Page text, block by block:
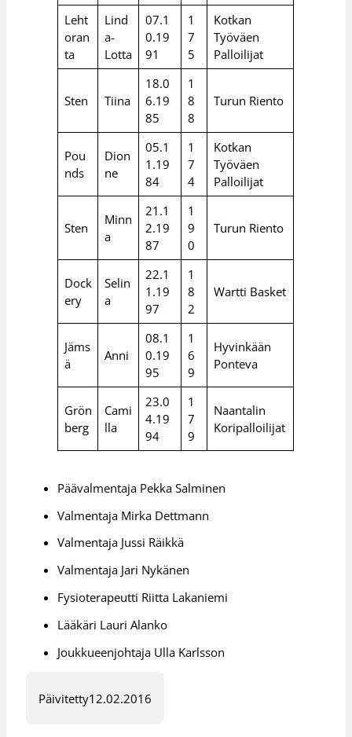
Leht
oran
ta
Lind
a-
Lotta
07.1
0.19
91
1
7
5
Kotkan
Työväen
Palloilijat
Sten Tiina
18.0
6.19
85
1
8
8
Turun Riento
Pou
nds
Dion
ne
05.1
1.19
84
1
7
4
Kotkan
Työväen
Palloilijat
Sten
Minn
a
21.1
2.19
87
1
9
0
Turun Riento
Dock
ery
Selin
a
22.1
1.19
97
1
8
2
Wartti Basket
Jäms
ä
Anni
08.1
0.19
95
1
6
9
Hyvinkään
Ponteva
Grön
berg
Cami
lla
23.0
4.19
94
1
7
9
Naantalin
Koripalloilijat
Päävalmentaja Pekka Salminen
Valmentaja Mirka Dettmann
Valmentaja Jussi Räikkä
Valmentaja Jari Nykänen
Fysioterapeutti Riitta Lakaniemi
Lääkäri Lauri Alanko
Joukkueenjohtaja Ulla Karlsson
Päivitetty12.02.2016